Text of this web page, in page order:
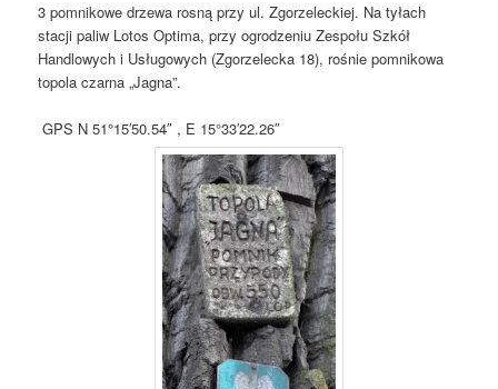
3 pomnikowe drzewa rosną przy ul. Zgorzeleckiej. Na tyłach
stacji paliw Lotos Optima, przy ogrodzeniu Zespołu Szkół
Handlowych i Usługowych (Zgorzelecka 18), rośnie pomnikowa
topola czarna „Jagna”.
GPS N 51°15′50.54″ , E 15°33′22.26″